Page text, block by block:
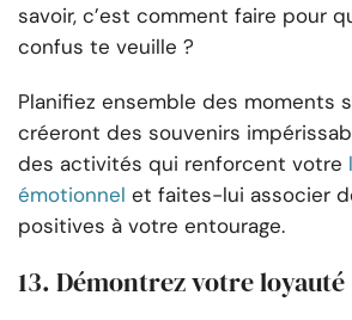
savoir, c’est comment faire pour
confus te veuille ?
Planifiez ensemble des moments
créeront des souvenirs
des activités qui renforcent votre
émotionnel et faites-lui associer
positives à votre entourage.
13. Démontrez votre loyauté